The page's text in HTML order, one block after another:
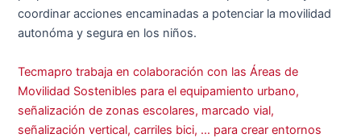
coordinar acciones encaminadas a potenciar la movilidad
autonóma y segura en los niños.
Tecmapro trabaja en colaboración con las Áreas de
Movilidad Sostenibles para el equipamiento urbano,
señalización de zonas escolares, marcado vial,
señalización vertical, carriles bici, … para crear entornos